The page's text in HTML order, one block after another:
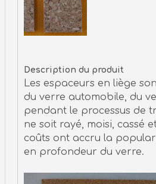
Description du produit
Les espaceurs en liège
du verre automobile, du
pendant le processus de
ne soit rayé, moisi, cassé
coûts ont accru la
en profondeur du verre.